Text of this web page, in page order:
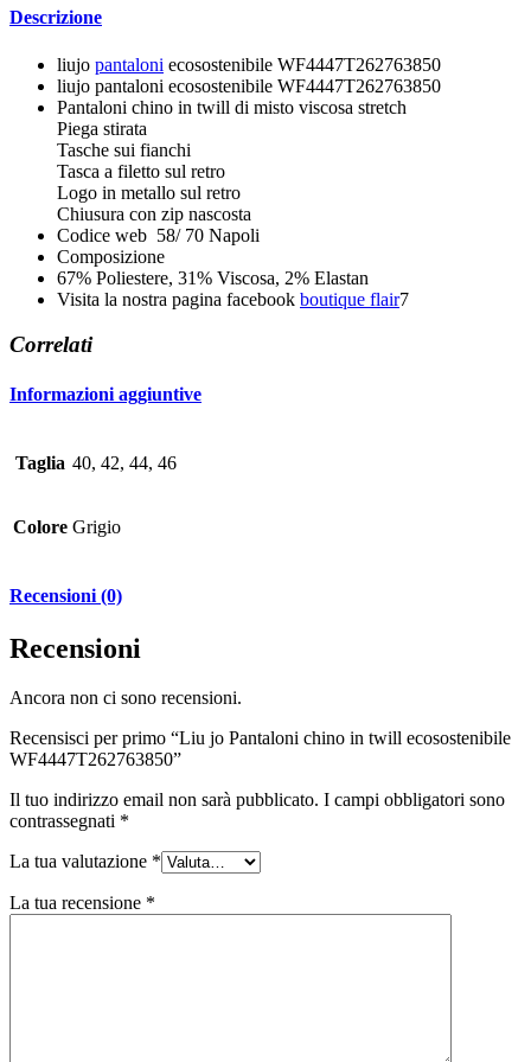
Descrizione
liujo pantaloni ecosostenibile WF4447T262763850
liujo pantaloni ecosostenibile WF4447T262763850
Pantaloni chino in twill di misto viscosa stretch
Piega stirata
Tasche sui fianchi
Tasca a filetto sul retro
Logo in metallo sul retro
Chiusura con zip nascosta
Codice web 58/ 70 Napoli
Composizione
67% Poliestere, 31% Viscosa, 2% Elastan
Visita la nostra pagina facebook boutique flair7
Correlati
Informazioni aggiuntive
Taglia 40, 42, 44, 46
Colore Grigio
Recensioni (0)
Recensioni
Ancora non ci sono recensioni.
Recensisci per primo “Liu jo Pantaloni chino in twill ecosostenibile
WF4447T262763850”
Il tuo indirizzo email non sarà pubblicato. I campi obbligatori sono
contrassegnati *
La tua valutazione *
La tua recensione *